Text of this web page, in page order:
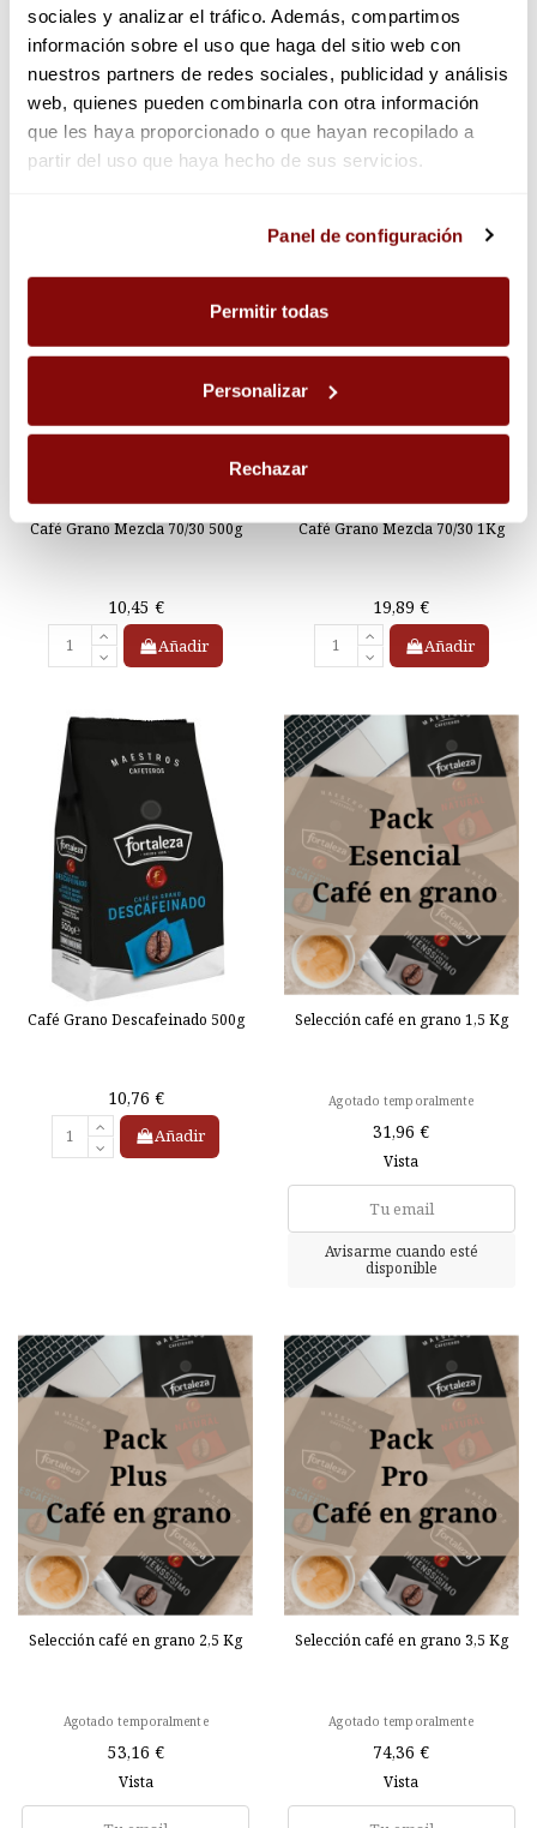
sociales y analizar el tráfico. Además, compartimos
información sobre el uso que haga del sitio web con
nuestros partners de redes sociales, publicidad y análisis
web, quienes pueden combinarla con otra información
que les haya proporcionado o que hayan recopilado a
partir del uso que haya hecho de sus servicios.
consultadas en el panel de configuración, donde podrá
ajustar sus preferencias en cualquier momento.
Panel de configuración
Permitir todas
Personalizar
Rechazar
Añadir 19,99 €
Vista
Café Grano Mezcla 70/30 500g
10,45 €
Añadir
Café Grano Mezcla 70/30 1Kg
19,89 €
Añadir
Café Grano Descafeinado 500g
10,76 €
Añadir
Selección café en grano 1,5 Kg
Agotado temporalmente
31,96 €
Vista
Selección café en grano 2,5 Kg
Agotado temporalmente
53,16 €
Vista
Selección café en grano 3,5 Kg
Agotado temporalmente
74,36 €
Vista